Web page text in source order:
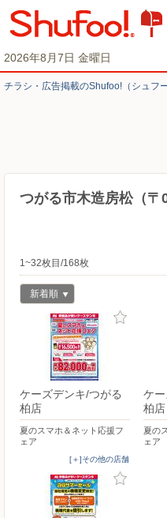
2026年8月7日 金曜日
チラシ・​広告掲載の​Shufoo!​（シュフー
つがる市木造房松（
1~32枚目/168枚
新着順
ケーズデンキ/つがる
柏店
夏のスマホ＆ネット応援フ
ェア
[＋]その他の店舗
ケ
柏店
夏の
ェア